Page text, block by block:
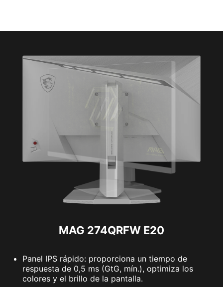
MAG 274QRFW E20
Panel IPS rápido: proporciona un tiempo de
respuesta de 0,5 ms (GtG, mín.), optimiza los
colores y el brillo de la pantalla.